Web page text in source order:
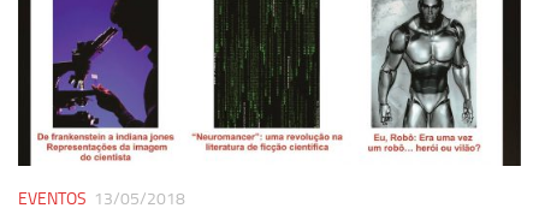
EVENTOS 13/05/2018